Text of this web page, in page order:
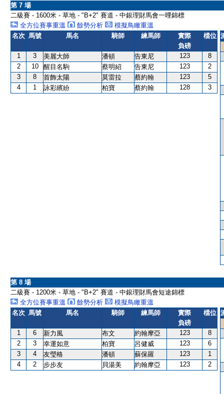
第 7 場
二級賽 - 1600米 - 草地 - "B+2" 賽道 - 中銀理財馬會一哩錦標
全方位賽事重溫
餘勢分析
模擬鳥瞰重溫
名次 馬號 馬名 騎師 練馬師
實際
負磅
檔位
1 3 美麗大師 潘頓 告東尼 123
8
2
10 醒目名駒 蔡明紹 告東尼 123
2
3
8 首飾太陽 莫雷拉 蔡約翰 123
5
4
1 詠彩繽紛 柏寶 蔡約翰 128 3
第 8 場
二級賽 - 1200米 - 草地 - "B+2" 賽道 - 中銀理財馬會短途錦標
全方位賽事重溫
餘勢分析
模擬鳥瞰重溫
名次 馬號 馬名 騎師 練馬師
實際
負磅
檔位
1 6 新力風 布文 約翰摩亞 123
8
2
3 幸運如意 柏寶 呂健威 123
6
3
4 友瑩格 潘頓 蘇保羅 123
1
4
2 步步友 貝湯美 約翰摩亞 123 2